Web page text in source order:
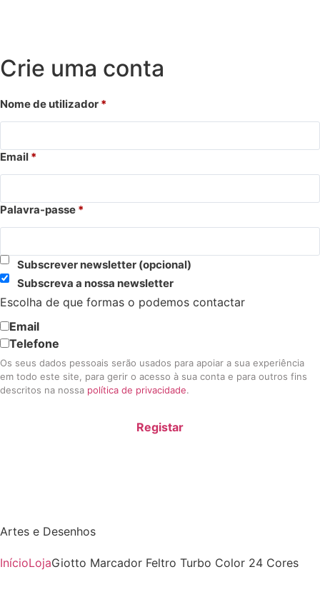
Crie uma conta
Nome de utilizador *
Email *
Palavra-passe *
Subscrever newsletter (opcional)
Subscreva a nossa newsletter
Escolha de que formas o podemos contactar
Email
Telefone
Os seus dados pessoais serão usados para apoiar a sua experiência
em todo este site, para gerir o acesso à sua conta e para outros fins
descritos na nossa política de privacidade.
Registar
Artes e Desenhos
InícioLojaGiotto Marcador Feltro Turbo Color 24 Cores